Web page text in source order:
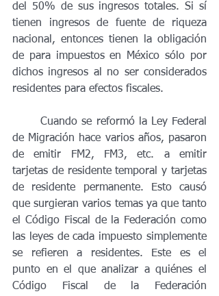
del 50% de sus ingresos totales. Si sí
tienen ingresos de fuente de riqueza
nacional, entonces tienen la obligación
de para impuestos en México sólo por
dichos ingresos al no ser considerados
residentes para efectos fiscales.
	Cuando se reformó la Ley Federal
de Migración hace varios años, pasaron
de emitir FM2, FM3, etc. a emitir
tarjetas de residente temporal y tarjetas
de residente permanente. Esto causó
que surgieran varios temas ya que tanto
el Código Fiscal de la Federación como
las leyes de cada impuesto simplemente
se refieren a residentes. Este es el
punto en el que analizar a quiénes el
Código Fiscal de la Federación